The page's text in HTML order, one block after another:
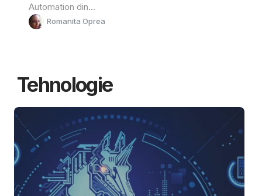
Automation din...
Romanita Oprea
Tehnologie